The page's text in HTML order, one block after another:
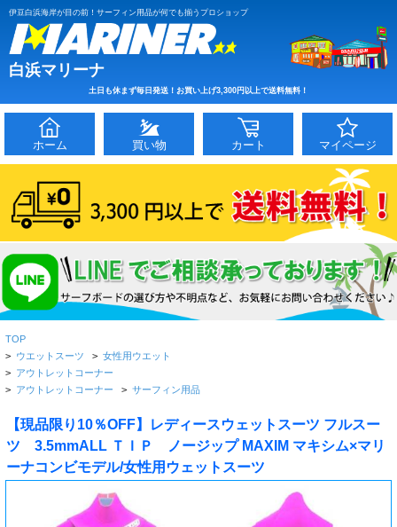
伊豆白浜海岸が目の前！サーフィン用品が何でも揃うプロショップ
白浜マリーナ
土日も休まず毎日発送！お買い上げ3,300円以上で送料無料！
ホーム 買い物 カート マイページ
TOP
> ウエットスーツ > 女性用ウエット
> アウトレットコーナー
> アウトレットコーナー > サーフィン用品
【現品限り10％OFF】レディースウェットスーツ フルスー
ツ 3.5mmALL ＴＩＰ ノージップ MAXIM マキシム×マリ
ーナコンビモデル/女性用ウェットスーツ